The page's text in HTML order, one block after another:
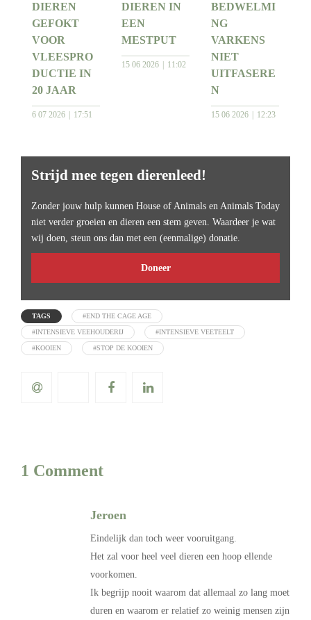
DIEREN
GEFOKT
VOOR
VLEESPRO
DUCTIE IN
20 JAAR
6 07 2026 17:51
DIEREN IN
EEN
MESTPUT
15 06 2026 11:02
BEDWELMI
NG
VARKENS
NIET
UITFASERE
N
15 06 2026 12:23
Strijd mee tegen dierenleed!
Zonder jouw hulp kunnen House of Animals en Animals Today
niet verder groeien en dieren een stem geven. Waardeer je wat
wij doen, steun ons dan met een (eenmalige) donatie.
Doneer
TAGS #END THE CAGE AGE
#INTENSIEVE VEEHOUDERIJ #INTENSIEVE VEETEELT
#KOOIEN #STOP DE KOOIEN
1 Comment
Jeroen
Eindelijk dan toch weer vooruitgang.
Het zal voor heel veel dieren een hoop ellende
voorkomen.
Ik begrijp nooit waarom dat allemaal zo lang moet
duren en waarom er relatief zo weinig mensen zijn